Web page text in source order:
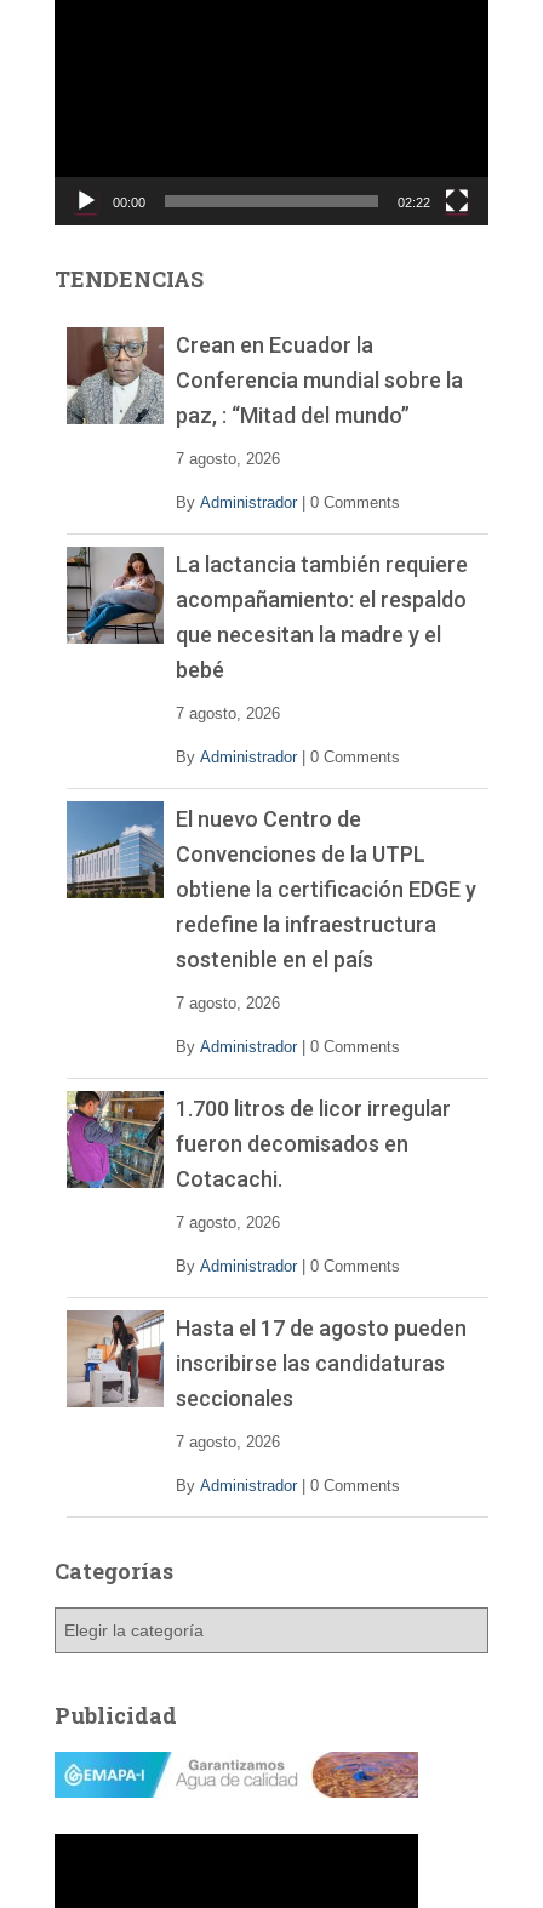
c
d
00:00 02:22
TENDENCIAS
Crean en Ecuador la
Conferencia mundial sobre la
paz, : “Mitad del mundo”
7 agosto, 2026
By Administrador 0 Comments
La lactancia también requiere
acompañamiento: el respaldo
que necesitan la madre y el
bebé
7 agosto, 2026
By Administrador 0 Comments
El nuevo Centro de
Convenciones de la UTPL
obtiene la certificación EDGE y
redefine la infraestructura
sostenible en el país
7 agosto, 2026
By Administrador 0 Comments
1.700 litros de licor irregular
fueron decomisados en
Cotacachi.
7 agosto, 2026
By Administrador 0 Comments
Hasta el 17 de agosto pueden
inscribirse las candidaturas
seccionales
7 agosto, 2026
By Administrador 0 Comments
Categorías
g
o
a
Publicidad